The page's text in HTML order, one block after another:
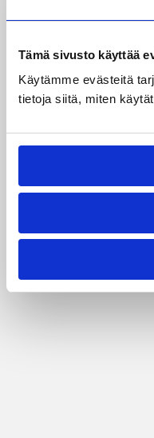
Tämä sivusto käyttää
Käytämme evästeitä
tietoja siitä, miten